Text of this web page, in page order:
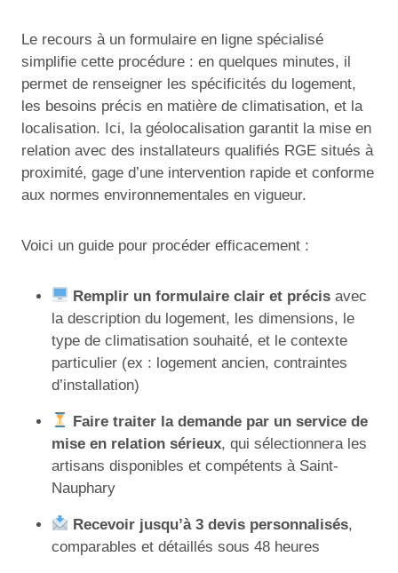
Le recours à un formulaire en ligne spécialisé
simplifie cette procédure : en quelques minutes, il
permet de renseigner les spécificités du logement,
les besoins précis en matière de climatisation, et la
localisation. Ici, la géolocalisation garantit la mise en
relation avec des installateurs qualifiés RGE situés à
proximité, gage d’une intervention rapide et conforme
aux normes environnementales en vigueur.
Voici un guide pour procéder efficacement :
Remplir un formulaire clair et précis avec
la description du logement, les dimensions, le
type de climatisation souhaité, et le contexte
particulier (ex : logement ancien, contraintes
d’installation)
Faire traiter la demande par un service de
mise en relation sérieux, qui sélectionnera les
artisans disponibles et compétents à Saint-
Nauphary
Recevoir jusqu’à 3 devis personnalisés,
comparables et détaillés sous 48 heures